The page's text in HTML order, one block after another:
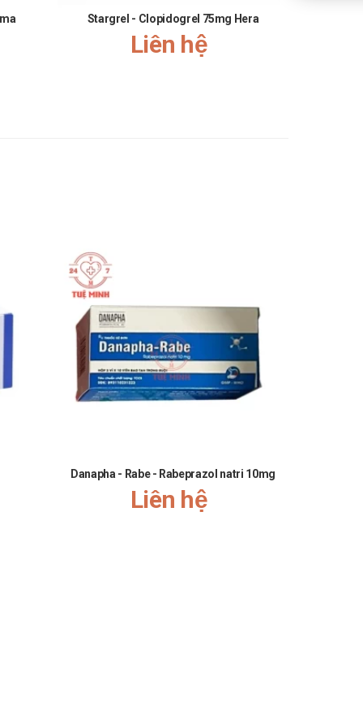
Stargrel - Clopidogrel 75mg Hera
Liên hệ
Danapha - Rabe - Rabeprazol natri 10mg
Liên hệ